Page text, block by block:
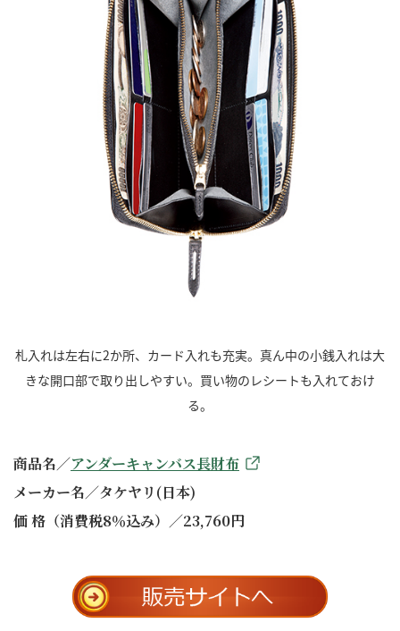
札入れは左右に2か所、カード入れも充実。真ん中の小銭入れは大
きな開口部で取り出しやすい。買い物のレシートも入れておけ
る。
商品名／アンダーキャンバス長財布
メーカー名／タケヤリ(日本)
価 格（消費税8％込み）／23,760円